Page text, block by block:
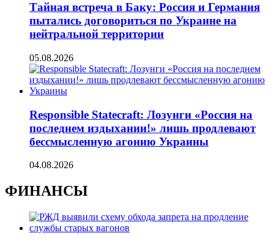
Тайная встреча в Баку: Россия и Германия
пытались договориться по Украине на
нейтральной территории
05.08.2026
Responsible Statecraft: Лозунги «Россия на
последнем издыхании!» лишь продлевают
бессмысленную агонию Украины
04.08.2026
ФИНАНСЫ